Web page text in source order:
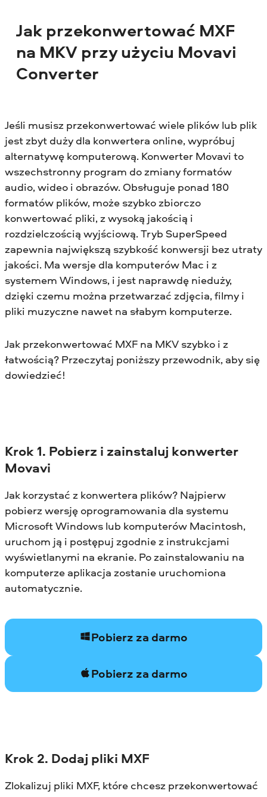
Jak przekonwertować MXF
na MKV przy użyciu Movavi
Converter
Jeśli musisz przekonwertować wiele plików lub plik
jest zbyt duży dla konwertera online, wypróbuj
alternatywę komputerową. Konwerter Movavi to
wszechstronny program do zmiany formatów
audio, wideo i obrazów. Obsługuje ponad 180
formatów plików, może szybko zbiorczo
konwertować pliki, z wysoką jakością i
rozdzielczością wyjściową. Tryb SuperSpeed
zapewnia największą szybkość konwersji bez utraty
jakości. Ma wersje dla komputerów Mac i z
systemem Windows, i jest naprawdę nieduży,
dzięki czemu można przetwarzać zdjęcia, filmy i
pliki muzyczne nawet na słabym komputerze.
Jak przekonwertować MXF na MKV szybko i z
łatwością? Przeczytaj poniższy przewodnik, aby się
dowiedzieć!
Krok 1. Pobierz i zainstaluj konwerter
Movavi
Jak korzystać z konwertera plików? Najpierw
pobierz wersję oprogramowania dla systemu
Microsoft Windows lub komputerów Macintosh,
uruchom ją i postępuj zgodnie z instrukcjami
wyświetlanymi na ekranie. Po zainstalowaniu na
komputerze aplikacja zostanie uruchomiona
automatycznie.
Pobierz za darmo
Pobierz za darmo
Krok 2. Dodaj pliki MXF
Zlokalizuj pliki MXF, które chcesz przekonwertować